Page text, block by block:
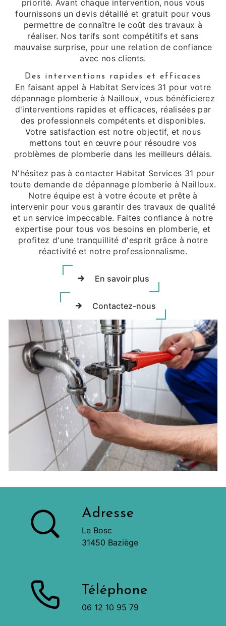
priorité. Avant chaque intervention, nous vous
fournissons un devis détaillé et gratuit pour vous
permettre de connaître le coût des travaux à
réaliser. Nos tarifs sont compétitifs et sans
mauvaise surprise, pour une relation de confiance
avec nos clients.
Des interventions rapides et efficaces
En faisant appel à Habitat Services 31 pour votre
dépannage plomberie à Nailloux, vous bénéficierez
d'interventions rapides et efficaces, réalisées par
des professionnels compétents et disponibles.
Votre satisfaction est notre objectif, et nous
mettons tout en œuvre pour résoudre vos
problèmes de plomberie dans les meilleurs délais.
N'hésitez pas à contacter Habitat Services 31 pour
toute demande de dépannage plomberie à Nailloux.
Notre équipe est à votre écoute et prête à
intervenir pour vous garantir des travaux de qualité
et un service impeccable. Faites confiance à notre
expertise pour tous vos besoins en plomberie, et
profitez d'une tranquillité d'esprit grâce à notre
réactivité et notre professionnalisme.
En savoir plus
Contactez-nous
Adresse
Le Bosc
31450 Baziège
Téléphone
06 12 10 95 79